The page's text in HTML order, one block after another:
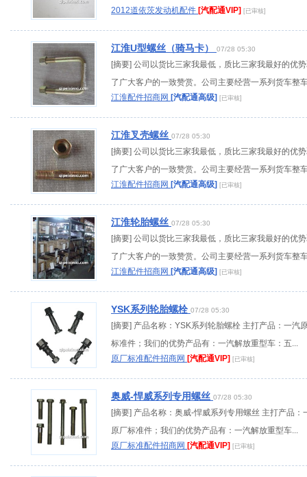
2012道依茨发动机配件 [汽配通VIP] [已审核]
江淮U型螺丝（骑马卡） 07/28 05:30
[摘要] 公司以货比三家我最低，质比三家我最好的优
了广大客户的一致赞赏。公司主要经营一系列货车整
江淮配件招商网 [汽配通高级] [已审核]
江淮叉壳螺丝 07/28 05:30
[摘要] 公司以货比三家我最低，质比三家我最好的优
了广大客户的一致赞赏。公司主要经营一系列货车整
江淮配件招商网 [汽配通高级] [已审核]
江淮轮胎螺丝 07/28 05:30
[摘要] 公司以货比三家我最低，质比三家我最好的优
了广大客户的一致赞赏。公司主要经营一系列货车整
江淮配件招商网 [汽配通高级] [已审核]
YSK系列轮胎螺栓 07/28 05:30
[摘要] 产品名称：YSK系列轮胎螺栓 主打产品：一汽
标准件；我们的优势产品有：一汽解放重型车：五...
原厂标准配件招商网 [汽配通VIP] [已审核]
奥威-悍威系列专用螺丝 07/28 05:30
[摘要] 产品名称：奥威-悍威系列专用螺丝 主打产品：
原厂标准件；我们的优势产品有：一汽解放重型车...
原厂标准配件招商网 [汽配通VIP] [已审核]